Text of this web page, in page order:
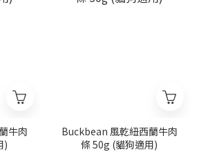
牛肉
)
Buckbean 風乾紐西蘭牛肉
條 50g (貓狗適用)